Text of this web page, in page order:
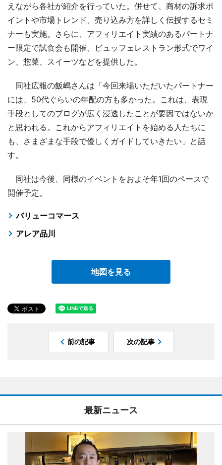
えながら各社が紹介を行っていた。併せて、商材の訴求ポ
イントや市場トレンド、売り込み方を詳しく伝授するセミ
ナーも実施。さらに、アフィリエイト実績のあるパートナ
ー限定で試食会も開催、ビュッフェレストラン形式でワイ
ン、惣菜、スイーツなどを提供した。
同社広報の飯嶋さんは「今回来場いただいたパートナー
には、50代ぐらいの年配の方も多かった。これは、表現
手段としてのブログが広く浸透したことが要因ではないか
と思われる。これからアフィリエイトを始める人たちに
も、さまざまな手段で優しくガイドしていきたい」と話
す。
同社は今後、同様のイベントをおよそ年1回のペースで
開催予定。
バリューコマース
アレア品川
地図を見る
前の記事 次の記事
最新ニュース